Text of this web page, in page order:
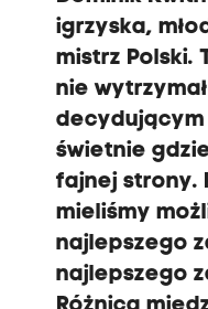
igrzyska,
mistrz Polski.
nie
decydującym
świetnie
fajnej strony.
mieliśmy
najlepszego
najlepszego